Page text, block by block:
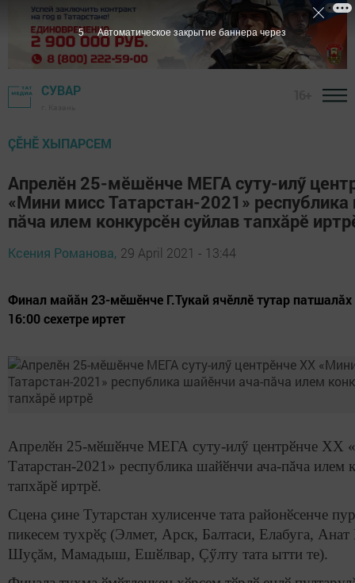
СУВАР
ÇӖНӖ ХЫПАРСЕМ
Апрелӗн 25-мӗшӗнче МЕГА суту-илӳ
«Мини мисс Татарстан-2021»
пăча илем конкурсӗн суйлав тапхăрӗ
Ксения Романова, 29 April 2021 - 13:44
Финал майăн 23-мӗшӗнче Г.Тукай ячӗллӗ тутар
16:00 сехетре иртет
Апрелӗн 25-мӗшӗнче МЕГА суту-илӳ центрӗнче XX «
Татарстан-2021» республика шайӗнчи ача-пăча илем
тапхăрӗ иртрӗ.
Сцена çине Тутарстан хулисенче тата районӗсенче
пикесем тухрӗç (Элмет, Арск, Балтаси, Елабуга,
Шуçăм, Мамадыш, Ешӗлвар, Çӳлту тата ытти те).
4 Автоматическое закрытие баннера через